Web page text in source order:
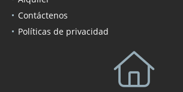
Contáctenos
Políticas de privacidad